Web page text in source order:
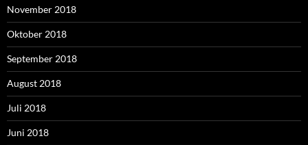
November 2018
Oktober 2018
September 2018
August 2018
Juli 2018
Juni 2018